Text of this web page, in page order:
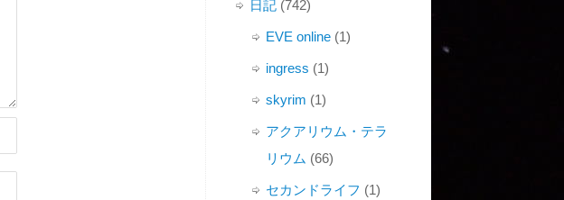
日記 (742)
EVE online (1)
ingress (1)
skyrim (1)
アクアリウム・テラ
リウム (66)
セカンドライフ (1)